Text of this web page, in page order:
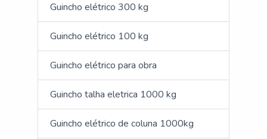
Guincho elétrico 300 kg
Guincho elétrico 100 kg
Guincho elétrico para obra
Guincho talha eletrica 1000 kg
Guincho elétrico de coluna 1000kg